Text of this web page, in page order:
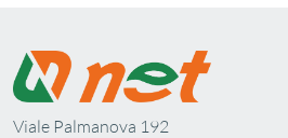
Viale Palmanova 192